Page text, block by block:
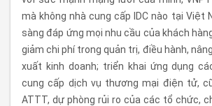
mà không nhà cung cấp IDC nào tại Việt
sàng đáp ứng mọi nhu cầu của khách
giảm chi phí trong quản trị, điều hành,
xuất kinh doanh; triển khai ứng dụng
cung cấp dịch vụ thương mại điện tử,
ATTT, dự phòng rủi ro của các tổ chức,